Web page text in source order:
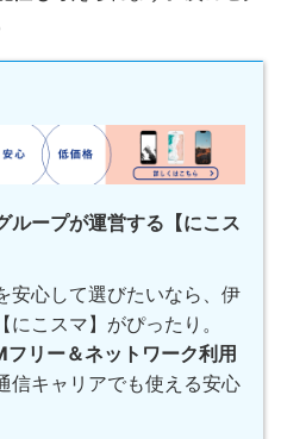
ループが運営する【にこス
安心して選びたいなら、伊
こスマ】がぴったり。
フリー＆ネットワーク利用
信キャリアでも使える安心